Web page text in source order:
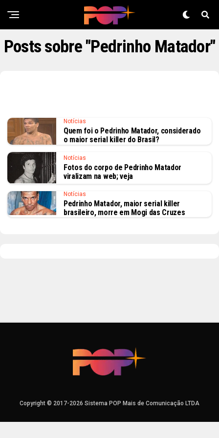
Posts sobre "Pedrinho Matador"
Notícias
Quem foi o Pedrinho Matador, considerado
o maior serial killer do Brasil?
Notícias
Fotos do corpo de Pedrinho Matador
viralizam na web; veja
Notícias
Pedrinho Matador, maior serial killer
brasileiro, morre em Mogi das Cruzes
Copyright © 2017-2026 Sistema POP Mais de Comunicação LTDA